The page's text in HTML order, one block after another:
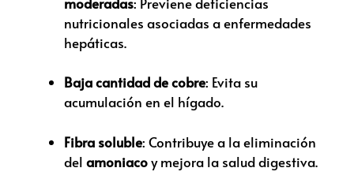
nutricionales asociadas a enfermedades
hepáticas.
Baja cantidad de cobre: Evita su
acumulación en el hígado.
Fibra soluble: Contribuye a la eliminación
del amoniacoy mejora la salud digestiva.